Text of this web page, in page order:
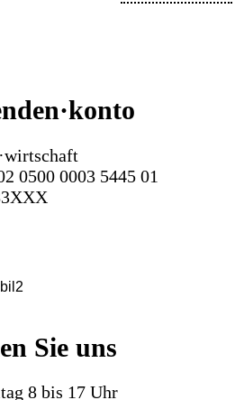
0500 0003 5445 01
Sie uns
8 bis 17 Uhr